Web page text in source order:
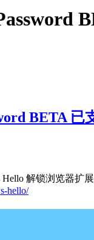
BETA
Hello 解锁浏览器扩展
hello/